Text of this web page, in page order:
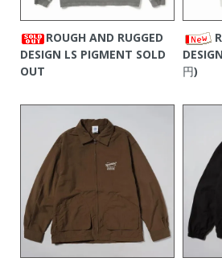
ROUGH AND RUGGED
DESIGN LS PIGMENT SOLD
OUT
円)